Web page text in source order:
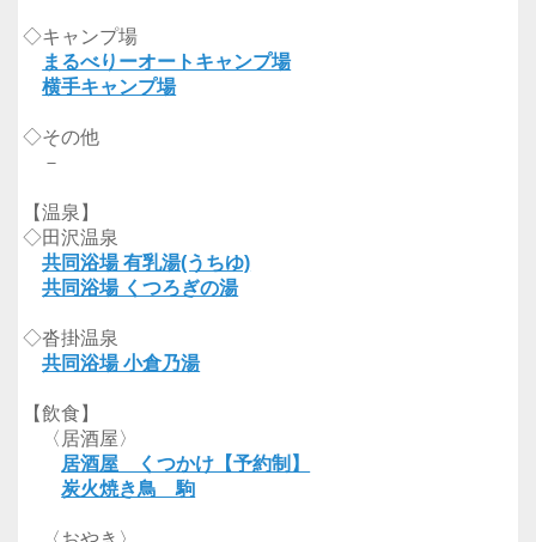
◇キャンプ場
まるべりーオートキャンプ場
横手キャンプ場
◇その他
－
【温泉】
◇田沢温泉
共同浴場 有乳湯(うちゆ)
共同浴場 くつろぎの湯
◇沓掛温泉
共同浴場 小倉乃湯
【飲食】
〈居酒屋〉
居酒屋 くつかけ【予約制】
炭火焼き鳥 駒